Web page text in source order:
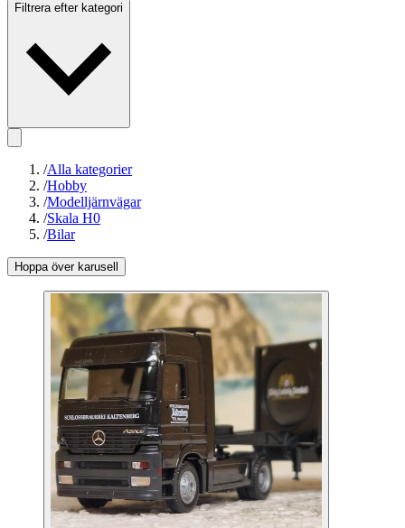
Filtrera efter kategori
/Alla kategorier
/Hobby
/Modelljärnvägar
/Skala H0
/Bilar
Hoppa över karusell